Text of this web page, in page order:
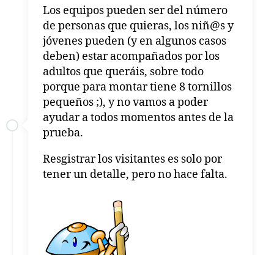
Los equipos pueden ser del número
de personas que quieras, los niñ@s y
jóvenes pueden (y en algunos casos
deben) estar acompañados por los
adultos que queráis, sobre todo
porque para montar tiene 8 tornillos
pequeños ;), y no vamos a poder
ayudar a todos momentos antes de la
prueba.
Resgistrar los visitantes es solo por
tener un detalle, pero no hace falta.